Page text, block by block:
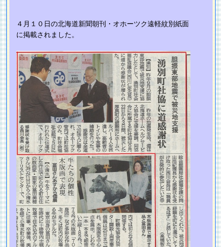
４月１０日の北海道新聞朝刊・オホーツク遠軽紋別紙面
に掲載されました。